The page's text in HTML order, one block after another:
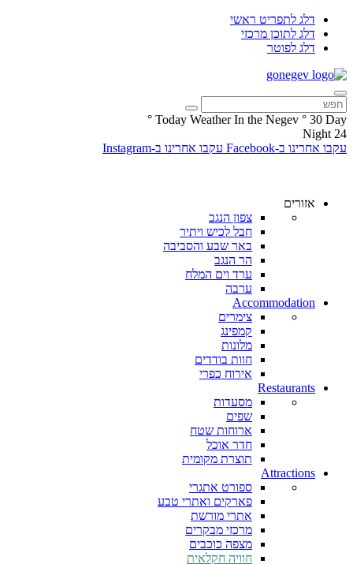
דלג לתפריט ראשי
דלג לתוכן מרכזי
דלג לפוטר
Today Weather In the Negev ° 30 Day
°
24
Night
עקבו אחרינו ב-Facebook
עקבו אחרינו ב-Instagram
אזורים
צפון הנגב
חבל לכיש ויתיר
באר שבע והסביבה
הר הנגב
ערד וים המלח
ערבה
Accommodation
צימרים
קמפינג
מלונות
חוות בודדים
אירוח כפרי
Restaurants
מסעדות
שפים
ארוחות שטח
חדר אוכל
תוצרת מקומית
Attractions
ספורט אתגרי
פארקים ואתרי טבע
אתרי מורשת
מרכזי מבקרים
מצפה כוכבים
חוויה חקלאית